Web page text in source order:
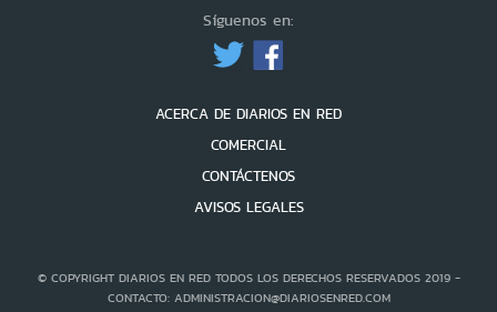
Síguenos en:
ACERCA DE DIARIOS EN RED
COMERCIAL
CONTÁCTENOS
AVISOS LEGALES
© COPYRIGHT DIARIOS EN RED TODOS LOS DERECHOS RESERVADOS 2019 -
CONTACTO: ADMINISTRACION@DIARIOSENRED.COM